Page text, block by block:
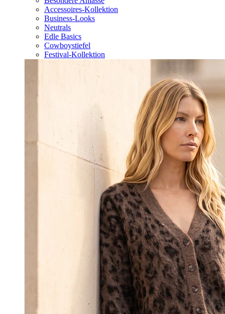
Accessoires-Kollektion
Business-Looks
Neutrals
Edle Basics
Cowboystiefel
Festival-Kollektion